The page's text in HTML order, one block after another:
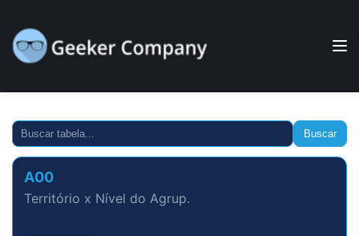
Buscar
A00
Território x Nível do Agrup.